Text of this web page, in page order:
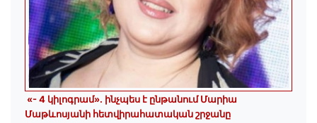
«- 4 կիլոգրամ». ինչպես է ընթանում Մարիա
Մաթևոսյանի հետվիրահատական շրջանը